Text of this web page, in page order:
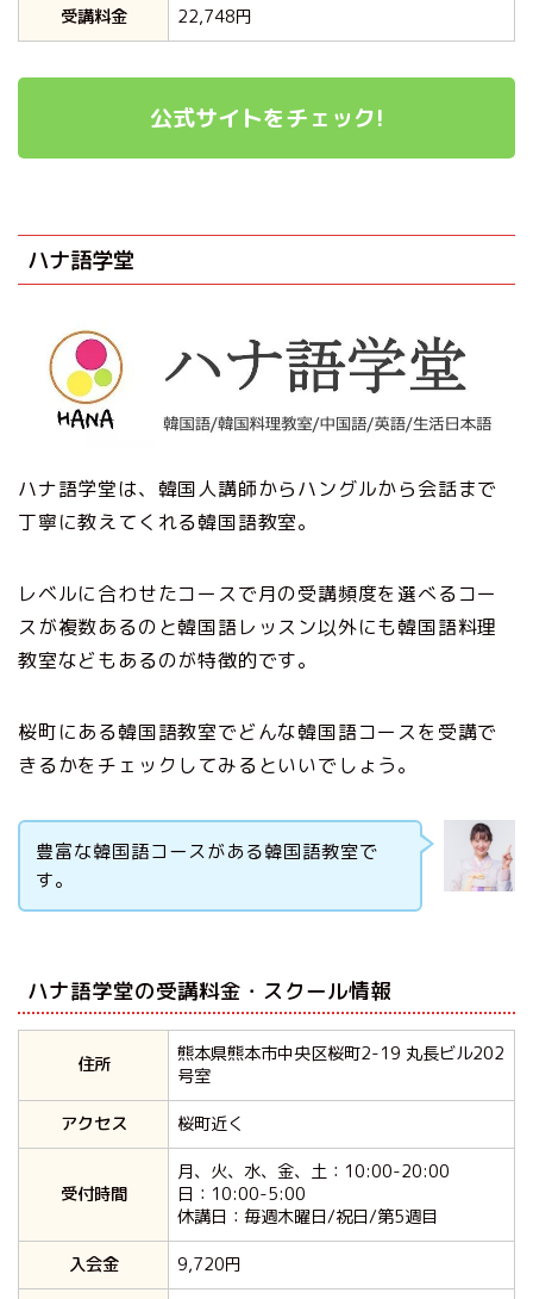
受講料金 22,748円
公式サイトをチェック!
ハナ語学堂
ハナ語学堂は、韓国人講師からハングルから会話まで
丁寧に教えてくれる韓国語教室。
レベルに合わせたコースで月の受講頻度を選べるコー
スが複数あるのと韓国語レッスン以外にも韓国語料理
教室などもあるのが特徴的です。
桜町にある韓国語教室でどんな韓国語コースを受講で
きるかをチェックしてみるといいでしょう。
豊富な韓国語コースがある韓国語教室で
す。
ハナ語学堂の受講料金・スクール情報
住所
熊本県熊本市中央区桜町2-19 丸長ビル202
号室
アクセス
桜町近く
受付時間
月、火、水、金、土：10:00-20:00
日：10:00-5:00
​休講日：​毎週木曜日/祝日/第5週目
入会金
9,720円